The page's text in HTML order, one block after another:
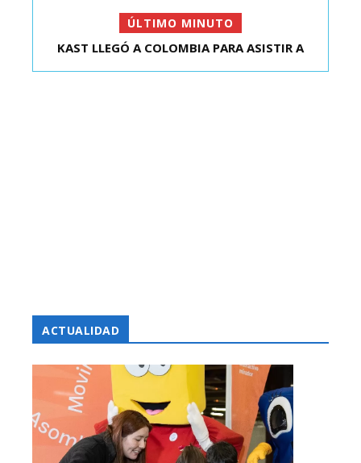
ÚLTIMO MINUTO
HARBOE: “LO QUE SE REQUIERE AHORA ES HACER
KAST LLEGÓ A COLOMBIA PARA ASISTIR A
ACTUALIDAD